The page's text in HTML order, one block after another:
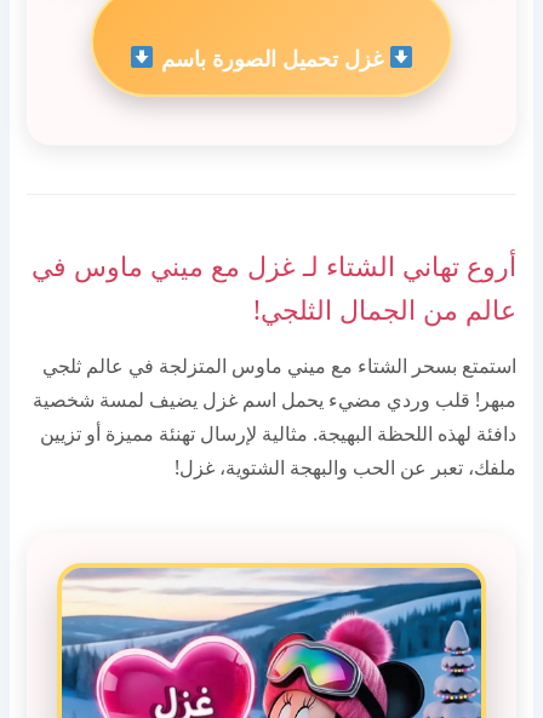
غزل تحميل الصورة باسم
أروع تهاني الشتاء لـ غزل مع ميني ماوس في
عالم من الجمال الثلجي!
استمتع بسحر الشتاء مع ميني ماوس المتزلجة في عالم ثلجي
مبهر! قلب وردي مضيء يحمل اسم غزل يضيف لمسة شخصية
دافئة لهذه اللحظة البهيجة. مثالية لإرسال تهنئة مميزة أو تزيين
ملفك، تعبر عن الحب والبهجة الشتوية، غزل!